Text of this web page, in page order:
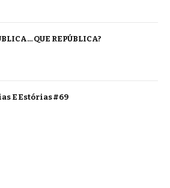
QUE REPÚBLICA?
E Estórias #69